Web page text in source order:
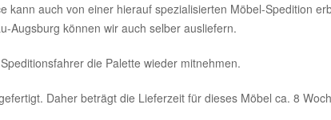
auch von einer hierauf spezialisierten Möbel-Spedition
Augsburg können wir auch selber ausliefern.
die Palette wieder mitnehmen.
Daher beträgt die Lieferzeit für dieses Möbel ca. 8